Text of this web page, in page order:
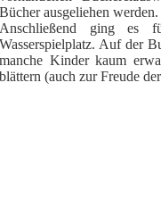
Bücher ausgeliehen werden.
Anschließend ging es
Wasserspielplatz. Auf der
manche Kinder kaum
blättern (auch zur Freude